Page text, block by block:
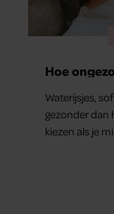
Hoe
Waterijsjes,
gezonder dan
kiezen als je